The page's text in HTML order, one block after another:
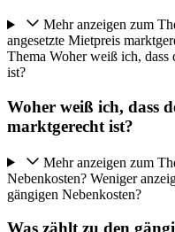
Mehr anzeigen zum
angesetzte Mietpreis
Thema Woher weiß ich, dass
ist?
Woher weiß ich, dass
marktgerecht ist?
Mehr anzeigen zum
Nebenkosten? Weniger
gängigen Nebenkosten?